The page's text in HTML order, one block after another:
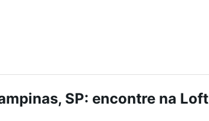
SP: encontre na Loft